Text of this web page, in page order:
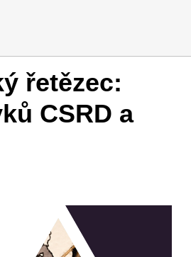
řetězec:
CSRD a